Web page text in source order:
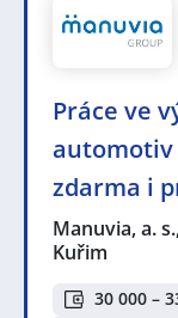
Práce ve
zdarma i
Manuvia, a.
Kuřim
30 000 –